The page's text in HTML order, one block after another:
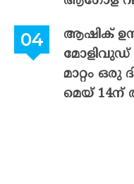
ആഷിക്
മോളിവുഡ്
മാറ്റം
മെയ് 14ന്